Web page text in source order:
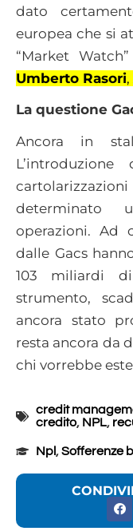
dato
europea che si
“Market
Umberto Rasori
La questione
Ancora in
determinato
operazioni. Ad
dalle Gacs
103 miliardi
strumento,
ancora stato
resta ancora da
chi vorrebbe
credit
credito, NPL,
Npl ,Sofferenze